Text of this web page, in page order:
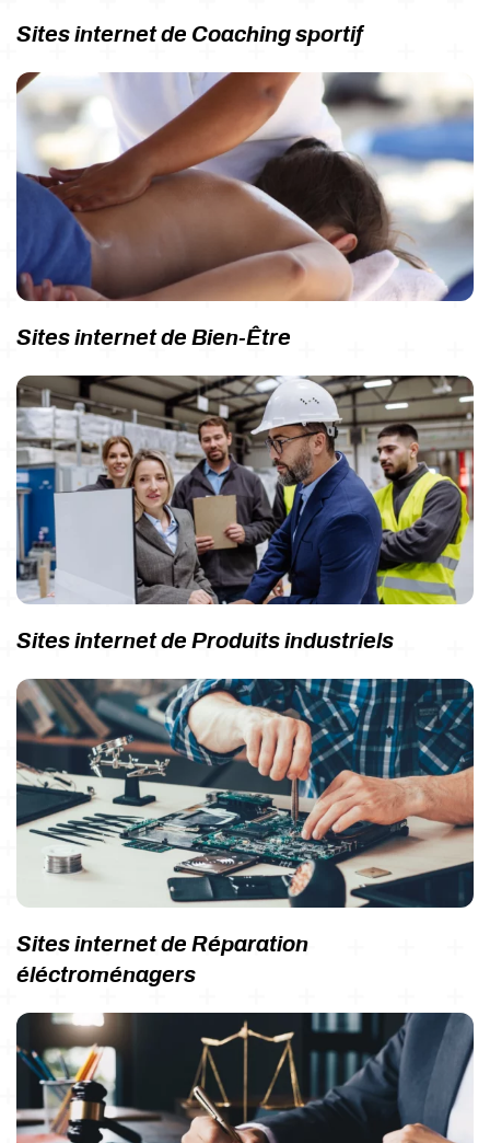
Sites internet de Coaching sportif
Sites internet de Bien-Être
Sites internet de Produits industriels
Sites internet de Réparation
éléctroménagers